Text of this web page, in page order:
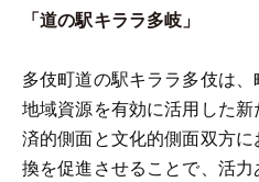
「道の駅キララ多岐」
多伎町道の駅キララ多伎は
地域資源を有効に活用した
済的側面と文化的側面双方
換を促進させることで、活